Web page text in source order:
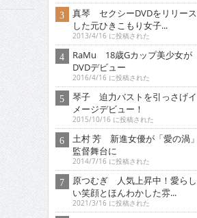
真琴 セクシーDVDをリリース
した元ひきこもり女子...
2013/4/16 に投稿された
RaMu 18歳Gカップ美少女が
DVDデビュー
2016/4/16 に投稿された
琴子 迫力バストを引っさげイ
メージデビュー！
2015/10/16 に投稿された
土村 芳 新進女優が「愛の渦」
監督舞台に
2014/7/16 に投稿された
原つむぎ 人気上昇中！愛らし
い笑顔とほんわかした雰...
2021/3/16 に投稿された